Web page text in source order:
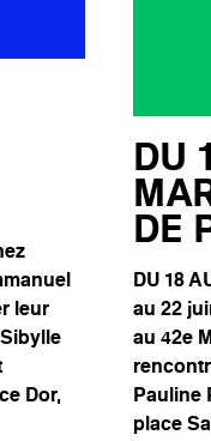
leur
Dor,
DU
DE
DU 18
au 22
au 42e
Pauline
place